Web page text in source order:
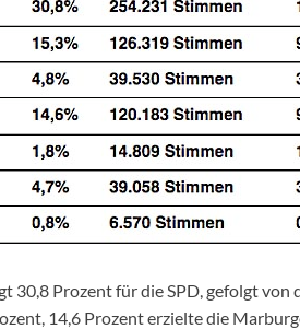
30,8 Prozent für die SPD, gefolgt von
14,6 Prozent erzielte die